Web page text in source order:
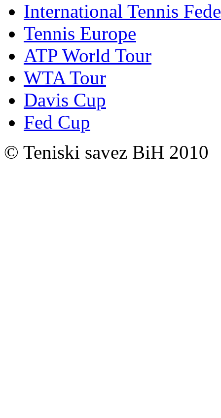
International Tennis
Tennis Europe
ATP World Tour
WTA Tour
Davis Cup
Fed Cup
© Teniski savez BiH 2010